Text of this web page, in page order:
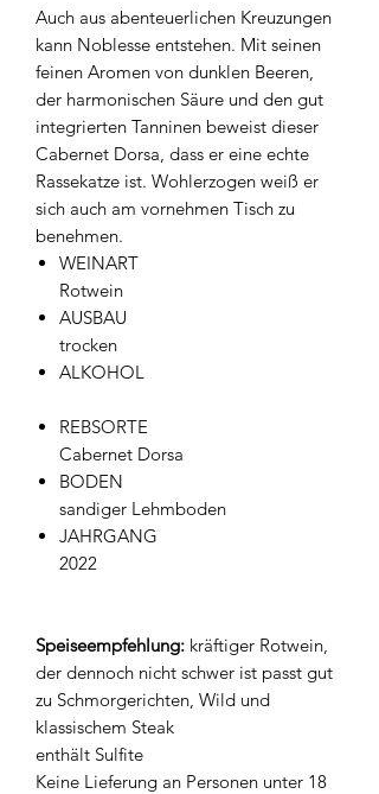
Auch aus abenteuerlichen Kreuzungen
kann Noblesse entstehen. Mit seinen
feinen Aromen von dunklen Beeren,
der harmonischen Säure und den gut
integrierten Tanninen beweist dieser
Cabernet Dorsa, dass er eine echte
Rassekatze ist. Wohlerzogen weiß er
sich auch am vornehmen Tisch zu
benehmen.
WEINART
Rotwein
AUSBAU
trocken
ALKOHOL
REBSORTE
Cabernet Dorsa
BODEN
sandiger Lehmboden
JAHRGANG
2022
Speiseempfehlung: kräftiger Rotwein,
der dennoch nicht schwer ist passt gut
zu Schmorgerichten, Wild und
klassischem Steak
enthält Sulfite
Keine Lieferung an Personen unter 18